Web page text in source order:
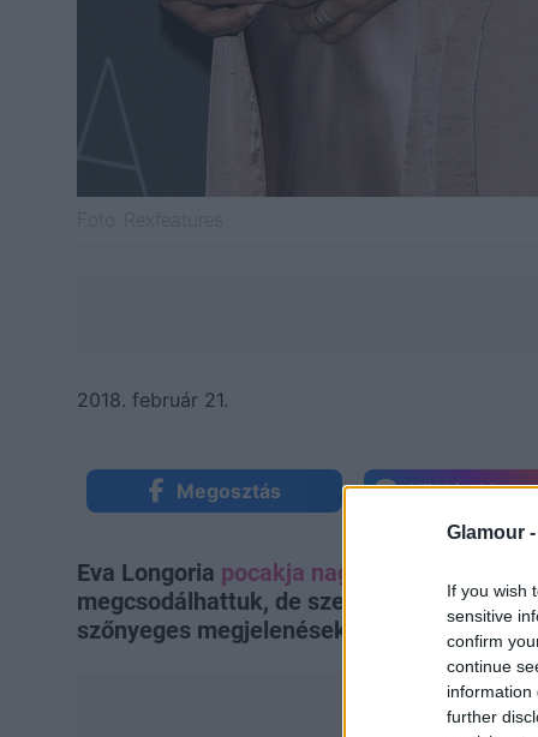
Glamour -
If you wish
sensitive
confirm
continue
information
further
2018. február 21.
Megosztás Küldés
Eva Longoria pocakja nagyon szépen
megcsodálhattuk, de szerencsére
szőnyeges megjelenésekkel.